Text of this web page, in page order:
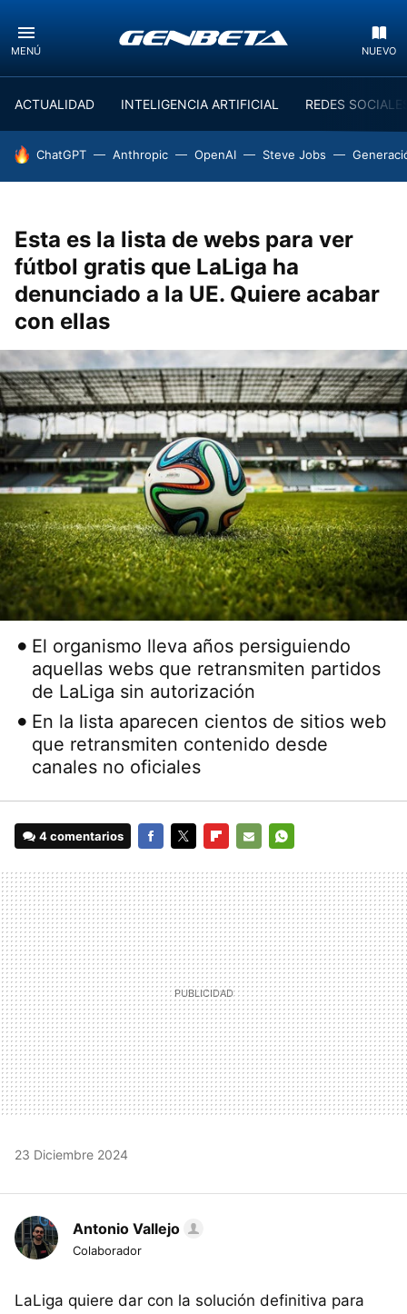
MENÚ NUEVO
ACTUALIDAD INTELIGENCIA ARTIFICIAL REDES
HOY SE HABLA DE
ChatGPT Anthropic OpenAI Steve Jobs
Esta es la lista de webs para ver
fútbol gratis que LaLiga ha
denunciado a la UE. Quiere acabar
con ellas
El organismo lleva años persiguiendo
aquellas webs que retransmiten partidos
de LaLiga sin autorización
En la lista aparecen cientos de sitios web
que retransmiten contenido desde
canales no oficiales
4 comentarios
MAIL
23 Diciembre 2024
Antonio Vallejo
Colaborador
LaLiga quiere dar con la solución definitiva para